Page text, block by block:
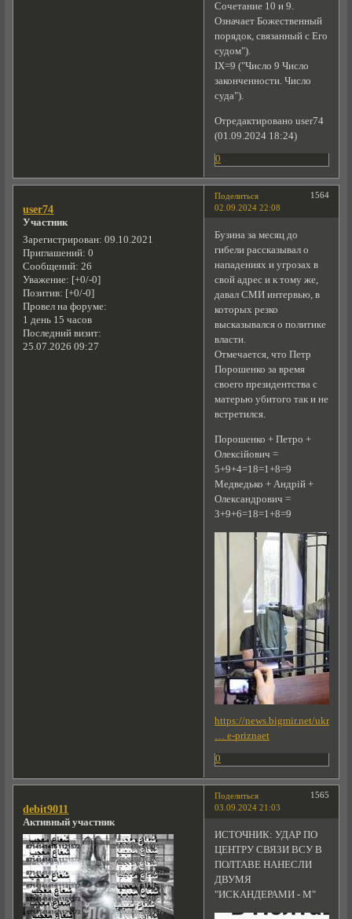
Сочетание 10 и 9.
Означает Божественный
порядок, связанный с Его
судом").
ІХ=9 ("Число 9 Число
законченности. Число
суда").
Отредактировано user74
(01.09.2024 18:24)
0
Поделиться
1564
02.09.2024 22:08
user74
Участник
Зарегистрирован: 09.10.2021
Приглашений: 0
Сообщений: 26
Уважение: [+0/-0]
Позитив: [+0/-0]
Провел на форуме:
1 день 15 часов
Последний визит:
25.07.2026 09:27
Бузина за месяц до
гибели рассказывал о
нападениях и угрозах в
свой адрес и к тому же,
давал СМИ интервью, в
которых резко
высказывался о политике
власти.
Отмечается, что Петр
Порошенко за время
своего президентства с
матерью убитого так и не
встретился.
Порошенко + Петро +
Олексійович =
5+9+4=18=1+8=9
Медведько + Андрій +
Олександрович =
3+9+6=18=1+8=9
https://news.bigmir.net/
… e-priznaet
0
Поделиться
1565
03.09.2024 21:03
debit9011
Активный участник
ИСТОЧНИК: УДАР ПО
ЦЕНТРУ СВЯЗИ ВСУ В
ПОЛТАВЕ НАНЕСЛИ
ДВУМЯ
"ИСКАНДЕРАМИ - М"